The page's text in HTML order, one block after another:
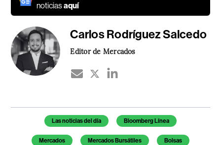
noticiasaquí
Carlos Rodríguez Salcedo
Editor de Mercados
Temas de este artículo
Las noticias del día Bloomberg Línea
Mercados Mercados Bursátiles Bolsas